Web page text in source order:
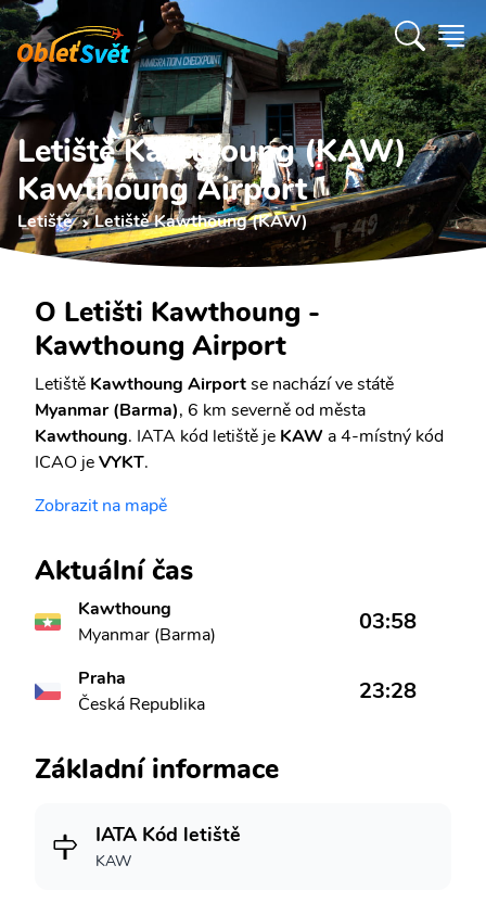
Letiště Kawthoung (KAW)
Kawthoung Airport
Letiště Letiště Kawthoung (KAW)
O Letišti Kawthoung -
Kawthoung Airport
Letiště Kawthoung Airportse nachází ve státě
Myanmar (Barma), 6 km severně od města
Kawthoung. IATA kód letiště je KAW a 4-místný kód
ICAO jeVYKT.
Zobrazit na mapě
Aktuální čas
Kawthoung
Myanmar (Barma)
03:58
Praha
Česká Republika
23:28
Základní informace
IATA Kód letiště
KAW